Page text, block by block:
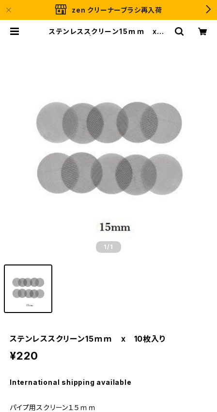
zen クリーナーブラシ再入荷
ステンレススクリーン15ｍｍ ⅹ 1
1 /1
ステンレススクリーン15ｍｍ ⅹ 10枚入り
¥220
International shipping available
パイプ用スクリーン１５ｍｍ